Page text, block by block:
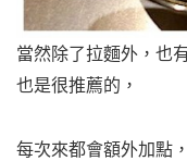
當然除了拉麵外，也
也是很推薦的，
每次來都會額外加點